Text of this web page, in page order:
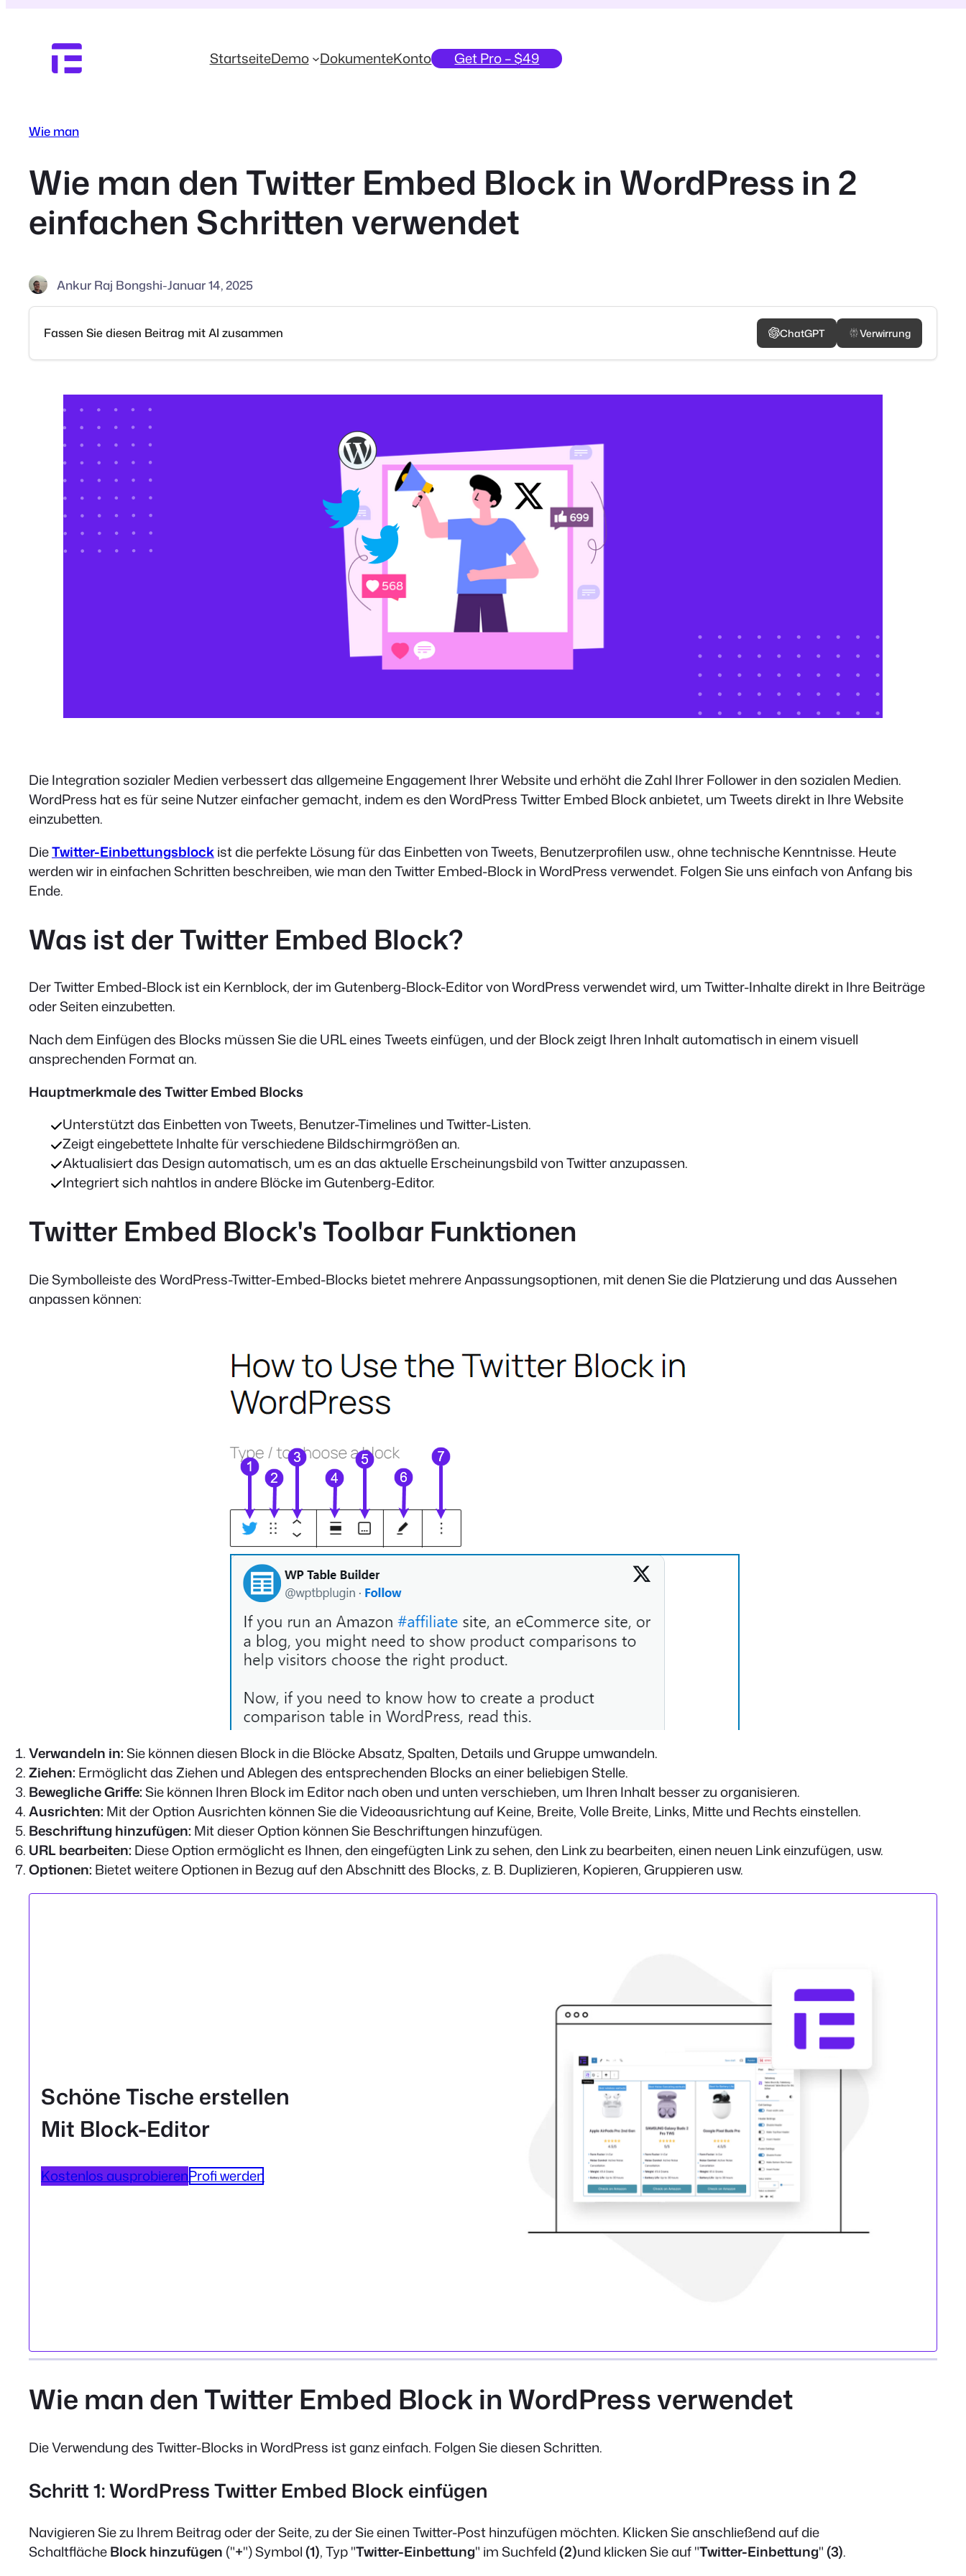
springen
StartseiteDemo DokumenteKonto Get Pro – $49
Wie man
Wie man den Twitter Embed Block in WordPress in 2
einfachen Schritten verwendet
Ankur Raj Bongshi-Januar 14, 2025
Fassen Sie diesen Beitrag mit AI zusammen ChatGPT Verwirrung
Die Integration sozialer Medien verbessert das allgemeine Engagement Ihrer Website und erhöht die Zahl Ihrer Follower in den sozialen Medien.
WordPress hat es für seine Nutzer einfacher gemacht, indem es den WordPress Twitter Embed Block anbietet, um Tweets direkt in Ihre Website
einzubetten.
DieTwitter-Einbettungsblockist die perfekte Lösung für das Einbetten von Tweets, Benutzerprofilen usw., ohne technische Kenntnisse. Heute
werden wir in einfachen Schritten beschreiben, wie man den Twitter Embed-Block in WordPress verwendet. Folgen Sie uns einfach von Anfang bis
Ende.
Was ist der Twitter Embed Block?
Der Twitter Embed-Block ist ein Kernblock, der im Gutenberg-Block-Editor von WordPress verwendet wird, um Twitter-Inhalte direkt in Ihre Beiträge
oder Seiten einzubetten.
Nach dem Einfügen des Blocks müssen Sie die URL eines Tweets einfügen, und der Block zeigt Ihren Inhalt automatisch in einem visuell
ansprechenden Format an.
Hauptmerkmale des Twitter Embed Blocks
Unterstützt das Einbetten von Tweets, Benutzer-Timelines und Twitter-Listen.
Zeigt eingebettete Inhalte für verschiedene Bildschirmgrößen an.
Aktualisiert das Design automatisch, um es an das aktuelle Erscheinungsbild von Twitter anzupassen.
Integriert sich nahtlos in andere Blöcke im Gutenberg-Editor.
Twitter Embed Block's Toolbar Funktionen
Die Symbolleiste des WordPress-Twitter-Embed-Blocks bietet mehrere Anpassungsoptionen, mit denen Sie die Platzierung und das Aussehen
anpassen können:
Verwandeln in:Sie können diesen Block in die Blöcke Absatz, Spalten, Details und Gruppe umwandeln.
Ziehen: Ermöglicht das Ziehen und Ablegen des entsprechenden Blocks an einer beliebigen Stelle.
Bewegliche Griffe:Sie können Ihren Block im Editor nach oben und unten verschieben, um Ihren Inhalt besser zu organisieren.
Ausrichten: Mit der Option Ausrichten können Sie die Videoausrichtung auf Keine, Breite, Volle Breite, Links, Mitte und Rechts einstellen.
Beschriftung hinzufügen: Mit dieser Option können Sie Beschriftungen hinzufügen.
URL bearbeiten: Diese Option ermöglicht es Ihnen, den eingefügten Link zu sehen, den Link zu bearbeiten, einen neuen Link einzufügen, usw.
Optionen: Bietet weitere Optionen in Bezug auf den Abschnitt des Blocks, z. B. Duplizieren, Kopieren, Gruppieren usw.
Schöne Tische erstellen
Mit Block-Editor
Kostenlos ausprobierenProfi werden
Wie man den Twitter Embed Block in WordPress verwendet
Die Verwendung des Twitter-Blocks in WordPress ist ganz einfach. Folgen Sie diesen Schritten.
Schritt 1: WordPress Twitter Embed Block einfügen
Navigieren Sie zu Ihrem Beitrag oder der Seite, zu der Sie einen Twitter-Post hinzufügen möchten. Klicken Sie anschließend auf die
SchaltflächeBlock hinzufügen ("+") Symbol(1), Typ "Twitter-Einbettung" im Suchfeld(2)und klicken Sie auf "Twitter-Einbettung"(3).